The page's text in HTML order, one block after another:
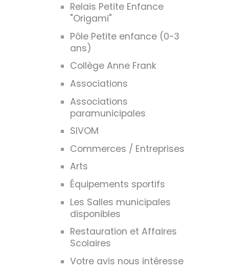
Relais Petite Enfance
"Origami"
Pôle Petite enfance (0-3
ans)
Collège Anne Frank
Associations
Associations
paramunicipales
SIVOM
Commerces / Entreprises
Arts
Équipements sportifs
Les Salles municipales
disponibles
Restauration et Affaires
Scolaires
Votre avis nous intéresse